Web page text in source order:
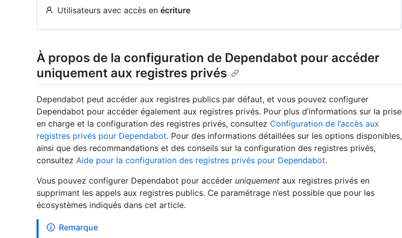
Utilisateurs avec accès en écriture
À propos de la configuration de Dependabot pour accéder
uniquement aux registres privés
Dependabot peut accéder aux registres publics par défaut, et vous pouvez configurer
Dependabot pour accéder également aux registres privés. Pour plus d’informations sur la prise
en charge et la configuration des registres privés, consultez Configuration de l’accès aux
registres privés pour Dependabot. Pour des informations détaillées sur les options disponibles,
ainsi que des recommandations et des conseils sur la configuration des registres privés,
consultez Aide pour la configuration des registres privés pour Dependabot.
Vous pouvez configurer Dependabot pour accéder uniquement aux registres privés en
supprimant les appels aux registres publics. Ce paramétrage n’est possible que pour les
écosystèmes indiqués dans cet article.
Remarque